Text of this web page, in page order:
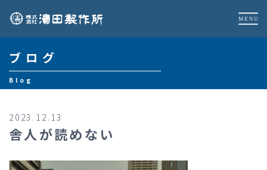
ブログ
Blog
2023.12.13
舎人が読めない